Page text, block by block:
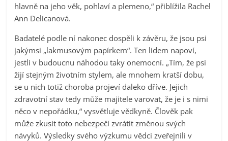
hlavně na jeho věk, pohlaví a plemeno,“ přiblížila Rachel
Ann Delicanová.
Badatelé podle ní nakonec dospěli k závěru, že jsou psi
jakýmsi „lakmusovým papírkem“. Ten lidem napoví,
jestli v budoucnu náhodou taky onemocní. „Tím, že psi
žijí stejným životním stylem, ale mnohem kratší dobu,
se u nich totiž choroba projeví daleko dříve. Jejich
zdravotní stav tedy může majitele varovat, že je i s nimi
něco v nepořádku,“ vysvětluje vědkyně. Člověk pak
může zkusit toto nebezpečí zvrátit změnou svých
návyků. Výsledky svého výzkumu vědci zveřejnili v